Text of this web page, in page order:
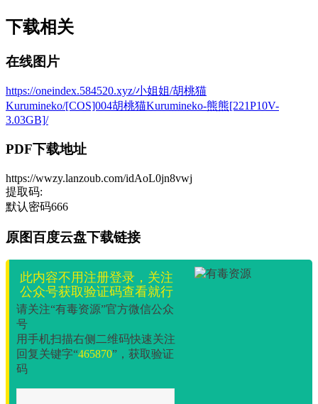
下载相关
在线图片
https://oneindex.584520.xyz/小姐姐/胡桃猫
Kurumineko/[COS]004胡桃猫Kurumineko-熊熊[221P10V-
3.03GB]/
PDF下载地址
https://wwzy.lanzoub.com/idAoL0jn8vwj
提取码:
默认密码666
原图百度云盘下载链接
此内容不用注册登录，关注
公众号获取验证码查看就行
请关注“有毒资源”官方微信公众
号
用手机扫描右侧二维码快速关注
回复关键字“465870”，获取验证
码